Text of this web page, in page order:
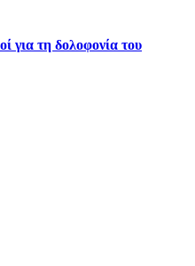
για τη δολοφονία του